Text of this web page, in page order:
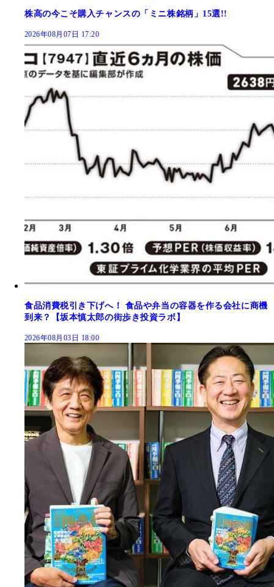
株高の今こそ購入チャンスの「ミニ株銘柄」15選!!
2026年08月07日 17:20
食品消費税引き下げへ！ 食品や弁当の容器を作る会社に商機
到来？【坂本慎太郎の街歩き投資ラボ】
2026年08月03日 18:00